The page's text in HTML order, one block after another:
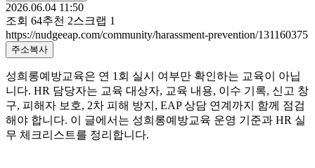
2026.06.04 11:50
조회 64추천 2스크랩 1
https://nudgeeap.com/community/harassment-prevention/131160375
주소복사
성희롱예방교육은 연 1회 실시 여부만 확인하는 교육이 아닙
니다. HR 담당자는 교육 대상자, 교육 내용, 이수 기록, 신고 창
구, 피해자 보호, 2차 피해 방지, EAP 상담 연계까지 함께 점검
해야 합니다. 이 글에서는 성희롱예방교육 운영 기준과 HR 실
무 체크리스트를 정리합니다.